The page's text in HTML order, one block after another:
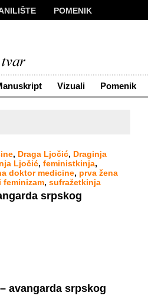
POMENIK
Vizuali Pomenik
, Draga Ljočić, Draginja
Ljočić, feministkinja,
doktor medicine, prva žena
feminizam, sufražetkinja
srpskog
avangarda srpskog